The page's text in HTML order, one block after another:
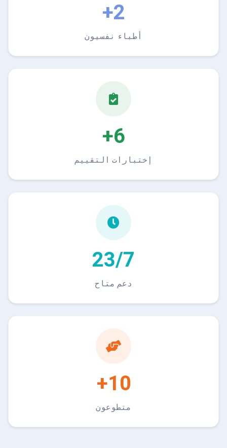
2+
أطباء نفسيون
6+
إختبارات التقييم
24/7
دعم متاح
10+
متطوعون